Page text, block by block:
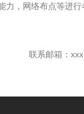
，网络布点等进
联系邮箱：